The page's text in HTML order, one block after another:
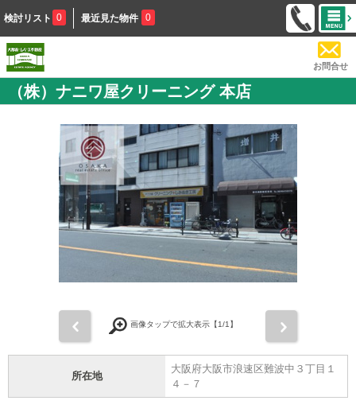
検討リスト 0 最近見た物件 0
お問合せ
（株）ナニワ屋クリーニング 本店
画像タップで拡大表示【1/1】
所在地
大阪府大阪市浪速区難波中３丁目１
４－７